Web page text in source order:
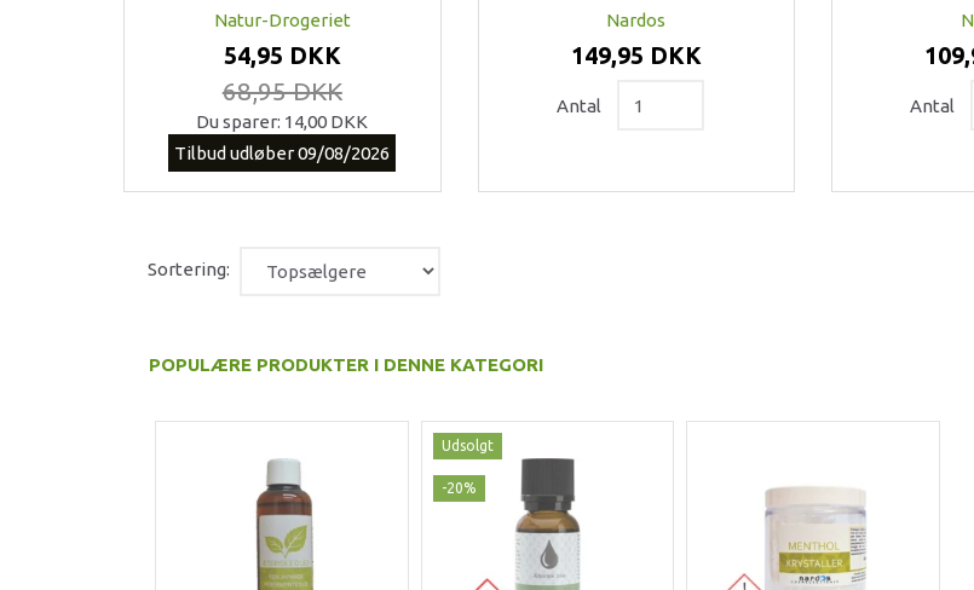
Natur-Drogeriet
54,95 DKK
68,95 DKK
Du sparer: 14,00 DKK
Tilbud udløber 09/08/2026
Nardos
149,95 DKK
Antal Antal
Sortering:
POPULÆRE PRODUKTER I DENNE KATEGORI
Udsolgt
-20%